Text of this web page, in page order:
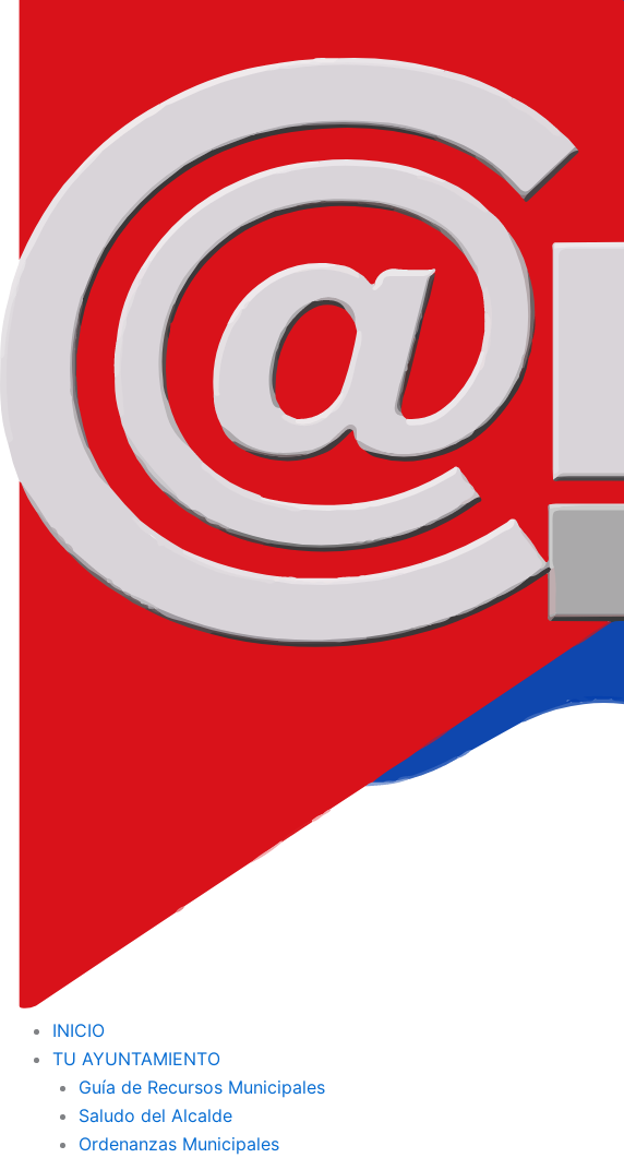
INICIO
TU AYUNTAMIENTO
Guía de Recursos Municipales
Saludo del Alcalde
Ordenanzas Municipales